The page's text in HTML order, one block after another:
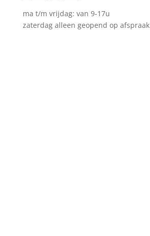
ma t/m vrijdag: van 9-17u
zaterdag alleen geopend op afspraak